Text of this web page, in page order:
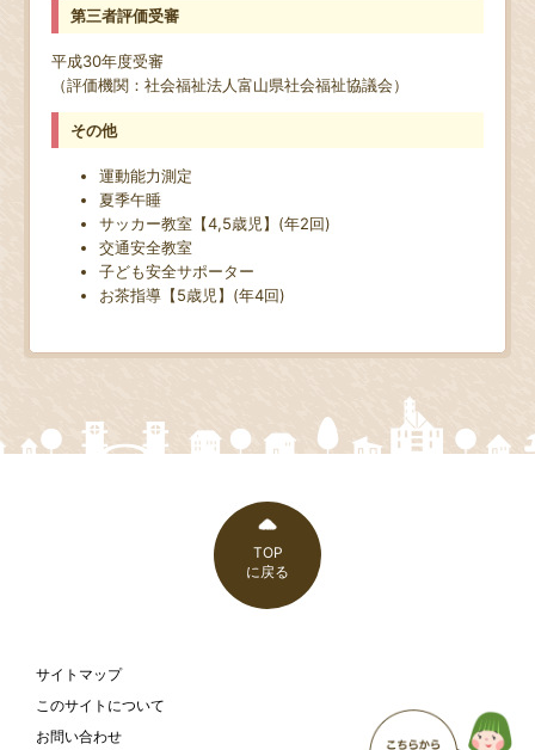
第三者評価受審
平成30年度受審
（評価機関：社会福祉法人富山県社会福祉協議会）
その他
運動能力測定
夏季午睡
サッカー教室【4,5歳児】(年2回)
交通安全教室
子ども安全サポーター
お茶指導【5歳児】(年4回)
TOP
に戻る
サイトマップ
このサイトについて
お問い合わせ